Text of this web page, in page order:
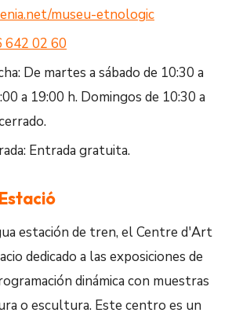
museu-etnologic
642 02 60
De martes a sábado de 10:30 a
a 19:00 h. Domingos de 10:30 a
Entrada gratuita.
estación de tren, el Centre d'Art
dedicado a las exposiciones de
dinámica con muestras
o escultura. Este centro es un